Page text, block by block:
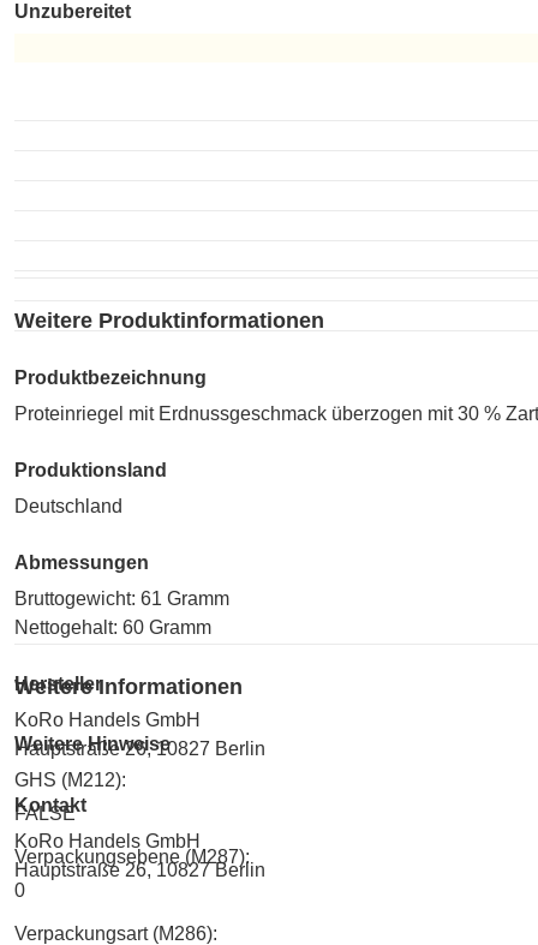
Unzubereitet
Weitere Produktinformationen
Produktbezeichnung
Proteinriegel mit Erdnussgeschmack überzogen mit 30 %
Produktionsland
Deutschland
Abmessungen
Bruttogewicht: 61 Gramm
Nettogehalt: 60 Gramm
Hersteller
KoRo Handels GmbH
Hauptstraße 26, 10827 Berlin
Kontakt
KoRo Handels GmbH
Hauptstraße 26, 10827 Berlin
Weitere Informationen
Weitere Hinweise
GHS (M212):
FALSE
Verpackungsebene (M287):
0
Verpackungsart (M286):